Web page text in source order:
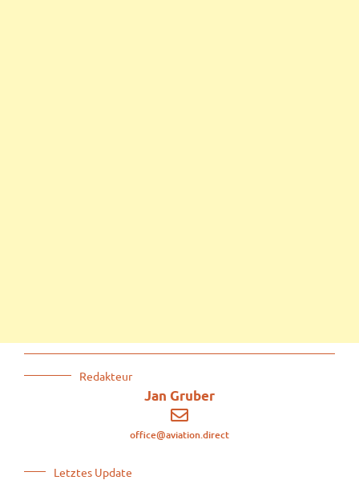
Redakteur
Jan Gruber
office@aviation.direct
Letztes Update